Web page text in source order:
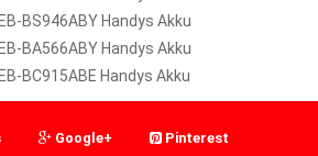
EB-BS946ABY Handys Akku
EB-BA566ABY Handys Akku
EB-BC915ABE Handys Akku
Google+
Pinterest